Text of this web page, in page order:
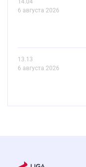
6 августа 2026
13.13
6 августа 2026